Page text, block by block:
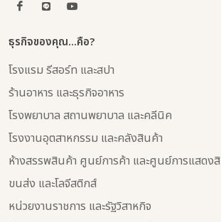
ธุรกิจของคุณ...คือ?
โรงแรม รีสอร์ท และสปา
ร้านอาหาร และธุรกิจอาหาร
โรงพยาบาล สถานพยาบาล และคลีนิค
โรงงานอุตสาหกรรม และคลังสินค้า
ห้างสรรพสินค้า ศูนย์การค้า และศูนย์การแสดง
ขนส่ง และโลจีสติกส์
หน่วยงานราชการ และรัฐวิสาหกิจ